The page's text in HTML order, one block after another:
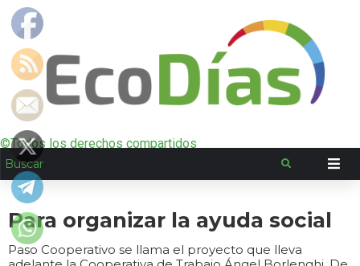
©Todos los derechos compartidos
Para organizar la ayuda social
Paso Cooperativo se llama el proyecto que lleva